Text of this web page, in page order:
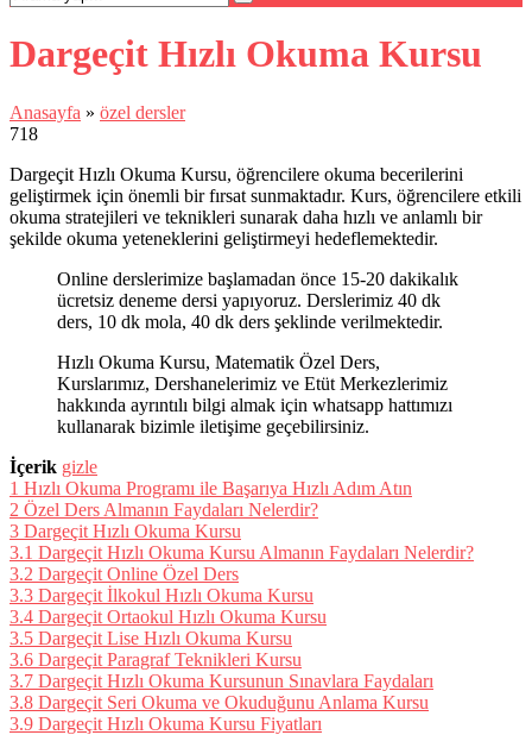
Dargeçit Hızlı Okuma Kursu
Anasayfa » özel dersler
718
Dargeçit Hızlı Okuma Kursu, öğrencilere okuma becerilerini
geliştirmek için önemli bir fırsat sunmaktadır. Kurs, öğrencilere etkili
okuma stratejileri ve teknikleri sunarak daha hızlı ve anlamlı bir
şekilde okuma yeteneklerini geliştirmeyi hedeflemektedir.
Online derslerimize başlamadan önce 15-20 dakikalık
ücretsiz deneme dersi yapıyoruz. Derslerimiz 40 dk
ders, 10 dk mola, 40 dk ders şeklinde verilmektedir.
Hızlı Okuma Kursu, Matematik Özel Ders,
Kurslarımız, Dershanelerimiz ve Etüt Merkezlerimiz
hakkında ayrıntılı bilgi almak için whatsapp hattımızı
kullanarak bizimle iletişime geçebilirsiniz.
İçerik gizle
1 Hızlı Okuma Programı ile Başarıya Hızlı Adım Atın
2 Özel Ders Almanın Faydaları Nelerdir?
3 Dargeçit Hızlı Okuma Kursu
3.1 Dargeçit Hızlı Okuma Kursu Almanın Faydaları Nelerdir?
3.2 Dargeçit Online Özel Ders
3.3 Dargeçit İlkokul Hızlı Okuma Kursu
3.4 Dargeçit Ortaokul Hızlı Okuma Kursu
3.5 Dargeçit Lise Hızlı Okuma Kursu
3.6 Dargeçit Paragraf Teknikleri Kursu
3.7 Dargeçit Hızlı Okuma Kursunun Sınavlara Faydaları
3.8 Dargeçit Seri Okuma ve Okuduğunu Anlama Kursu
3.9 Dargeçit Hızlı Okuma Kursu Fiyatları